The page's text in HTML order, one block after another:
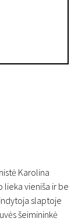
Karolina
lieka vieniša ir be
slaptoje
šeimininkė